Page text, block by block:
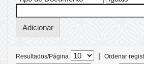
Resultados/Página |
Ordenar